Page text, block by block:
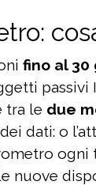
fino al 30
passivi
tra le due
dei dati: o
nuove